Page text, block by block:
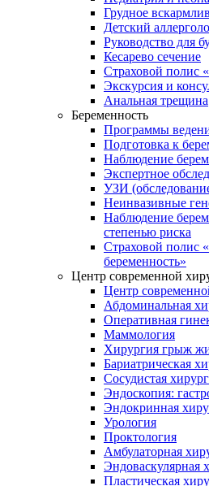
Грудное
Детский
Руководство для
Кесарево сечение
Страховой полис
Экскурсия и
Анальная трещина
Беременность
Программы
Подготовка к
Наблюдение
Экспертное
УЗИ
Неинвазивные
Наблюдение
степенью риска
Страховой полис
беременность»
Центр современной
Центр
Абдоминальная
Оперативная
Маммология
Хирургия грыж
Бариатрическая
Сосудистая
Эндоскопия:
Эндокринная
Урология
Проктология
Амбулаторная
Эндоваскулярная
Пластическая